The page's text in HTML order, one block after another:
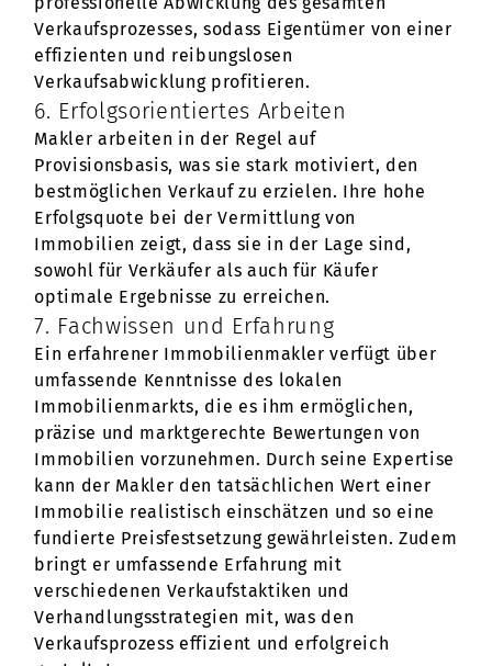
Verkaufsprozesses, sodass Eigentümer von einer
effizienten und reibungslosen
Verkaufsabwicklung profitieren.
6. Erfolgsorientiertes Arbeiten
Makler arbeiten in der Regel auf
Provisionsbasis, was sie stark motiviert, den
bestmöglichen Verkauf zu erzielen. Ihre hohe
Erfolgsquote bei der Vermittlung von
Immobilien zeigt, dass sie in der Lage sind,
sowohl für Verkäufer als auch für Käufer
optimale Ergebnisse zu erreichen.
7. Fachwissen und Erfahrung
Ein erfahrener Immobilienmakler verfügt über
umfassende Kenntnisse des lokalen
Immobilienmarkts, die es ihm ermöglichen,
präzise und marktgerechte Bewertungen von
Immobilien vorzunehmen. Durch seine Expertise
kann der Makler den tatsächlichen Wert einer
Immobilie realistisch einschätzen und so eine
fundierte Preisfestsetzung gewährleisten. Zudem
bringt er umfassende Erfahrung mit
verschiedenen Verkaufstaktiken und
Verhandlungsstrategien mit, was den
Verkaufsprozess effizient und erfolgreich